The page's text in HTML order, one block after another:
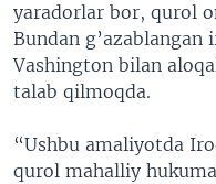
yaradorlar bor, qurol
Bundan
Vashington bilan
talab qilmoqda.
“Ushbu amaliyotda
qurol mahalliy